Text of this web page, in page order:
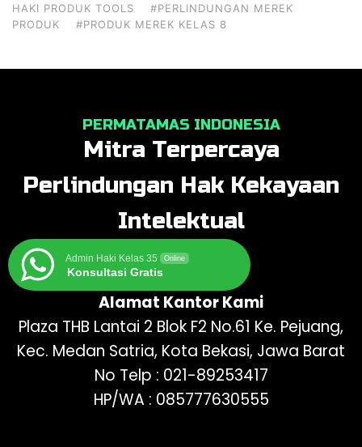
HAKI PRODUK TOOLS
#PERLINDUNGAN MEREK
PRODUK
#PRODUK MEREK KELAS 8
PERMATAMAS INDONESIA
Mitra Terpercaya
Perlindungan Hak Kekayaan
Intelektual
Admin Haki Kelas 35 Online
Konsultasi Gratis
Alamat Kantor Kami
Plaza THB Lantai 2 Blok F2 No.61 Ke. Pejuang,
Kec. Medan Satria, Kota Bekasi, Jawa Barat
No Telp : 021-89253417
HP/WA : 085777630555